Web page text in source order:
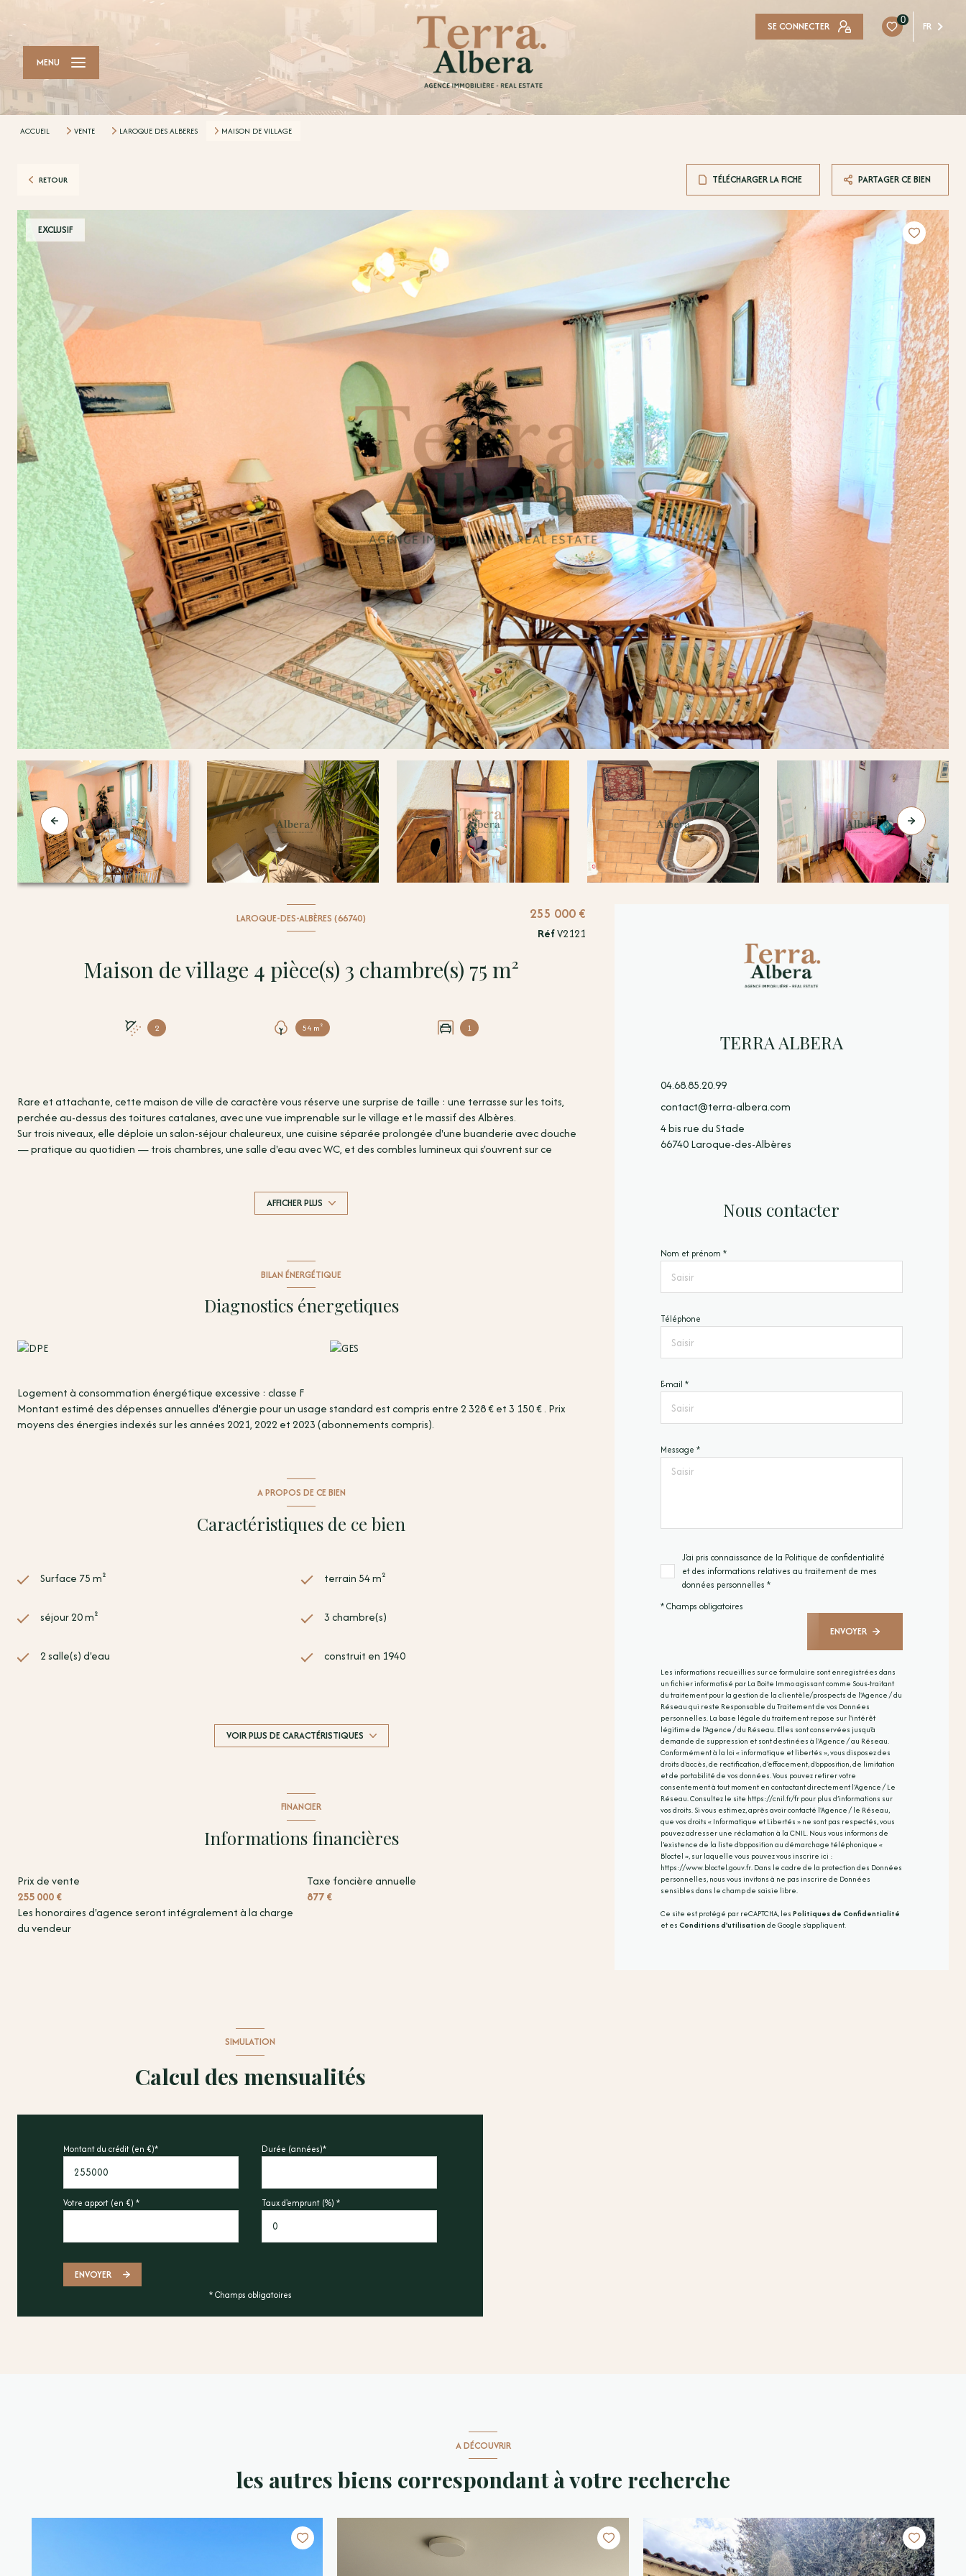
SE CONNECTER 0 FR
MENU
ACCUEIL VENTE LAROQUE DES ALBERES MAISON DE VILLAGE
RETOUR TÉLÉCHARGER LA FICHE PARTAGER CE BIEN
EXCLUSIF
LAROQUE-DES-ALBÈRES (66740)
Maison de village 4 pièce(s) 3 chambre(s) 75 m²
2 54 m² 1
255 000 €
RéfV2121
Rare et attachante, cette maison de ville de caractère vous réserve une surprise de taille : une terrasse sur les toits,
perchée au-dessus des toitures catalanes, avec une vue imprenable sur le village et le massif des Albères.
Sur trois niveaux, elle déploie un salon-séjour chaleureux, une cuisine séparée prolongée d'une buanderie avec douche
— pratique au quotidien — trois chambres, une salle d'eau avec WC, et des combles lumineux qui s'ouvrent sur ce
Pour consulter les informations concernant les risques associés à cette propriété, rendez-vous sur le site Géorisques :
23/01/2026 Consommation énergie primaire : F/ 342 kWh/m²/an
Consommation énergie finale : 342/13 kWh/m²/an Montant estimé des dépenses annuelles d'énergie pour un usage
standard : entre 2328 € et 3150 € sur les années 2021, 2022 et 2023 (abonnements compris).
AFFICHER PLUS
BILAN ÉNERGÉTIQUE
Diagnostics énergetiques
Logement à consommation énergétique excessive : classe F
Montant estimé des dépenses annuelles d'énergie pour un usage standard est compris entre 2 328 € et 3 150 € . Prix
moyens des énergies indexés sur les années 2021, 2022 et 2023 (abonnements compris).
A PROPOS DE CE BIEN
Caractéristiques de ce bien
Surface 75 m² terrain 54 m²
séjour 20 m² 3 chambre(s)
2 salle(s) d'eau construit en 1940
exposition Sud
VOIR PLUS DE CARACTÉRISTIQUES
FINANCIER
Informations financières
Prix de vente
255 000 €
Les honoraires d'agence seront intégralement à la charge
du vendeur
Taxe foncière annuelle
877 €
TERRA ALBERA
04.68.85.20.99
contact@terra-albera.com
4 bis rue du Stade
66740 Laroque-des-Albères
Nous contacter
Nom et prénom *
Téléphone
E-mail *
Message *
J'ai pris connaissance de la Politique de confidentialité
et des informations relatives au traitement de mes
données personnelles *
* Champs obligatoires
ENVOYER
Les informations recueillies sur ce formulaire sont enregistrées dans
un fichier informatisé par La Boite Immo agissant comme Sous-traitant
du traitement pour la gestion de la clientèle/prospects de l'Agence / du
Réseau qui reste Responsable du Traitement de vos Données
personnelles. La base légale du traitement repose sur l'intérêt
légitime de l'Agence / du Réseau. Elles sont conservées jusqu'à
demande de suppression et sont destinées à l'Agence / au Réseau.
Conformément à la loi « informatique et libertés », vous disposez des
droits d’accès, de rectification, d’effacement, d’opposition, de limitation
et de portabilité de vos données. Vous pouvez retirer votre
consentement à tout moment en contactant directement l’Agence / Le
Réseau. Consultez le site https://cnil.fr/frpour plus d’informations sur
vos droits. Si vous estimez, après avoir contacté l'Agence / le Réseau,
que vos droits « Informatique et Libertés » ne sont pas respectés, vous
pouvez adresser une réclamation à la CNIL. Nous vous informons de
l’existence de la liste d'opposition au démarchage téléphonique «
Bloctel », sur laquelle vous pouvez vous inscrire ici :
https://www.bloctel.gouv.fr. Dans le cadre de la protection des Données
personnelles, nous vous invitons à ne pas inscrire de Données
sensibles dans le champ de saisie libre.
Ce site est protégé par reCAPTCHA, les Politiques de Confidentialité
et es Conditions d'utilisation de Google s'appliquent.
SIMULATION
Calcul des mensualités
Montant du crédit (en €)* Durée (années)*
Votre apport (en €) * Taux d'emprunt (%) *
ENVOYER
* Champs obligatoires
A DÉCOUVRIR
les autres biens correspondant à votre recherche